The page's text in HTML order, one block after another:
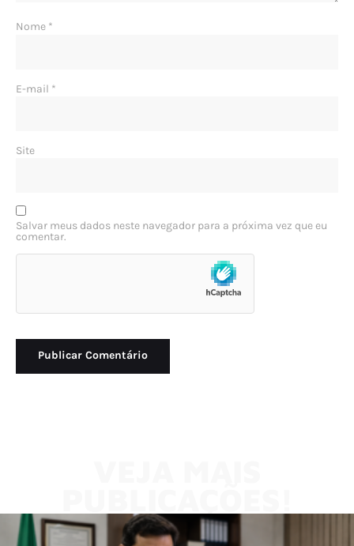
Nome *
E-mail *
Site
Salvar meus dados neste navegador para a próxima vez que eu
comentar.